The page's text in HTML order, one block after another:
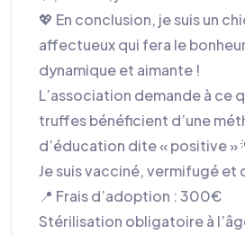
💖 En conclusion, je suis un
affectueux qui fera le
dynamique et aimante !
L’association demande à ce
truffes bénéficient d’une
d’éducation dite « positive »
Je suis vacciné, vermifugé et
📍 Frais d’adoption : 300€
Stérilisation obligatoire à